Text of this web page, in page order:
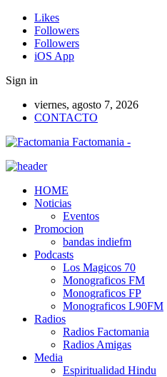
Likes
Followers
Followers
iOS App
Sign in
viernes, agosto 7, 2026
CONTACTO
Factomania -
HOME
Noticias
Eventos
Promocion
bandas indiefm
Podcasts
Los Magicos 70
Monograficos FM
Monograficos FP
Monograficos L90FM
Radios
Radios Factomania
Radios Amigas
Media
Espiritualidad Hindu